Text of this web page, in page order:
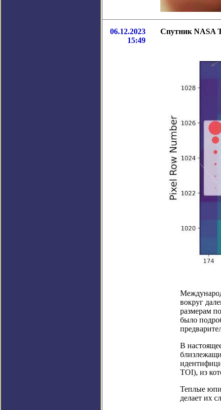
06.12.2023
15:49
Спутник NASA
вокруг
размерам
было
В
TOI), из
Теплые
делает их